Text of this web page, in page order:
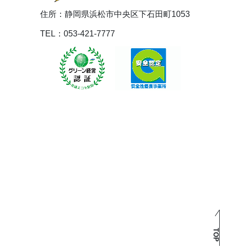
住所：静岡県浜松市中央区下石田町1053
TEL：053-421-7777
TOP